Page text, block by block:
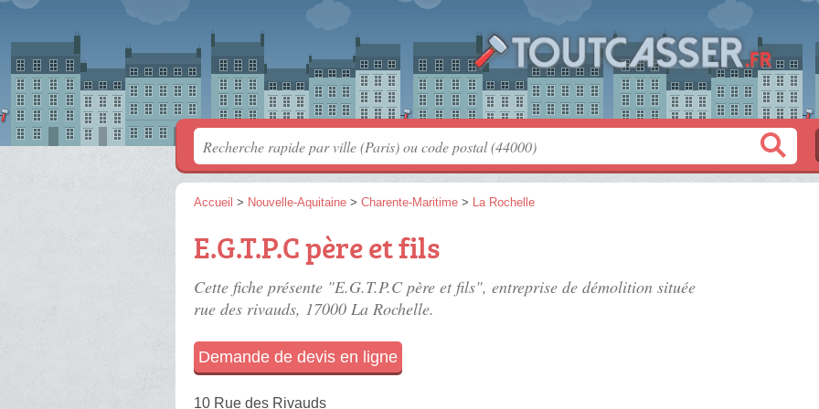
Accueil > Nouvelle-Aquitaine > Charente-Maritime > La Rochelle
E.G.T.P.C père et fils
Cette fiche présente "E.G.T.P.C père et fils", entreprise de démolition située
rue des rivauds, 17000 La Rochelle.
Demande de devis en ligne
10 Rue des Rivauds